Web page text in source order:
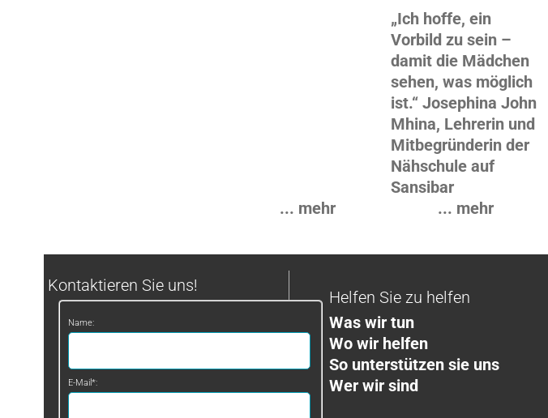
... mehr
„Ich hoffe, ein
Vorbild zu sein –
damit die Mädchen
sehen, was möglich
ist.“ Josephina John
Mhina, Lehrerin und
Mitbegründerin der
Nähschule auf
Sansibar
... mehr
Kontaktieren Sie uns!
Name:
E-Mail*:
Helfen Sie zu helfen
Was wir tun
Wo wir helfen
So unterstützen sie uns
Wer wir sind